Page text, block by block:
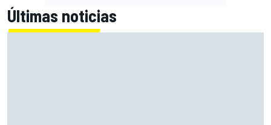
Últimas noticias